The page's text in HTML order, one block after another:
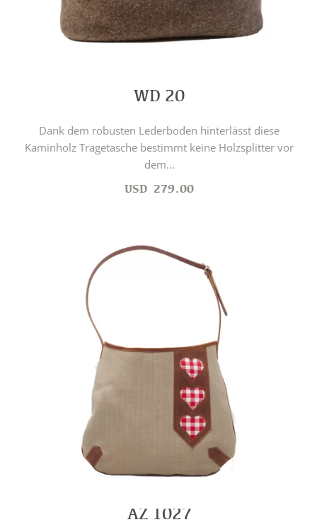
WD 20
Dank dem robusten Lederboden hinterlässt diese
Kaminholz Tragetasche bestimmt keine Holzsplitter vor
dem...
USD 279.00
AZ 1027